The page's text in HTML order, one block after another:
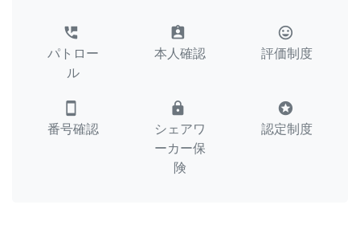
perm_phone_msg
パトロー
ル
assignment_ind
本人確認
tag_faces
評価制度
smartphone
番号確認
lock
シェアワ
ーカー保
険
stars
認定制度